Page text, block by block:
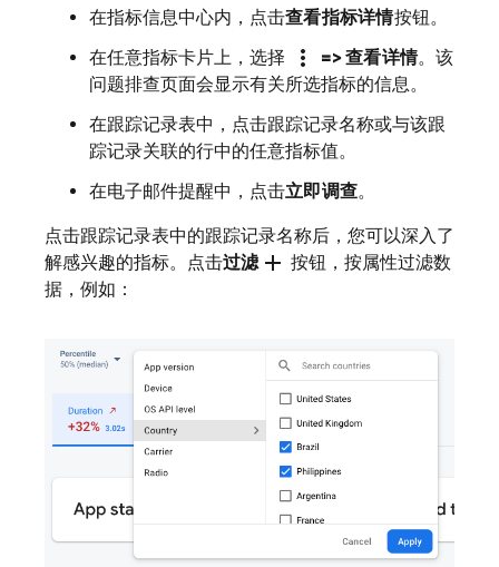
在指标信息中心内，点击查看指标详情按钮。
在任意指标卡片上，选择
more_vert => 查看详情。该
问题排查页面会显示有关所选指标的信息。
在跟踪记录表中，点击跟踪记录名称或与该跟
踪记录关联的行中的任意指标值。
在电子邮件提醒中，点击立即调查。
点击跟踪记录表中的跟踪记录名称后，您可以深入了
解感兴趣的指标。点击过滤add 按钮，按属性过滤数
据，例如：